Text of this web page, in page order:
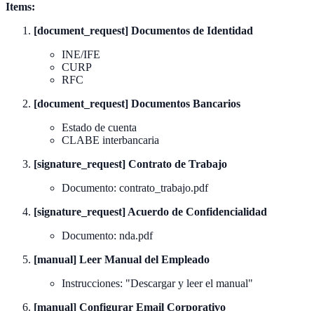
Items:
[document_request] Documentos de Identidad
INE/IFE
CURP
RFC
[document_request] Documentos Bancarios
Estado de cuenta
CLABE interbancaria
[signature_request] Contrato de Trabajo
Documento: contrato_trabajo.pdf
[signature_request] Acuerdo de Confidencialidad
Documento: nda.pdf
[manual] Leer Manual del Empleado
Instrucciones: "Descargar y leer el manual"
[manual] Configurar Email Corporativo